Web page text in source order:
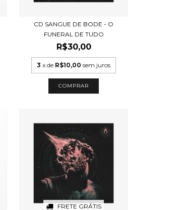
CD SANGUE DE BODE - O
FUNERAL DE TUDO
R$30,00
3 x de R$10,00 sem juros
FRETE GRÁTIS